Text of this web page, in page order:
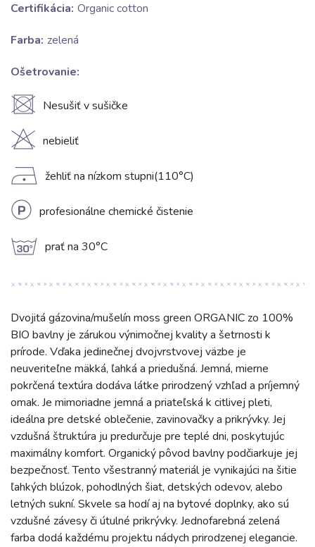
Certifikácia: Organic cotton
Farba: zelená
Ošetrovanie:
U Nesušiť v sušičke
H nebieliť
D žehliť na nízkom stupni(110°C)
L profesionálne chemické čistenie
g prať na 30°C
Dvojitá gázovina/mušelín moss green ORGANIC zo 100%
BIO bavlny je zárukou výnimočnej kvality a šetrnosti k
prírode. Vďaka jedinečnej dvojvrstvovej väzbe je
neuveriteľne mäkká, ľahká a priedušná. Jemná, mierne
pokrčená textúra dodáva látke prirodzený vzhľad a príjemný
omak. Je mimoriadne jemná a priateľská k citlivej pleti,
ideálna pre detské oblečenie, zavinovačky a prikrývky. Jej
vzdušná štruktúra ju predurčuje pre teplé dni, poskytujúc
maximálny komfort. Organický pôvod bavlny podčiarkuje jej
bezpečnosť. Tento všestranný materiál je vynikajúci na šitie
ľahkých blúzok, pohodlných šiat, detských odevov, alebo
letných sukní. Skvele sa hodí aj na bytové doplnky, ako sú
vzdušné závesy či útulné prikrývky. Jednofarebná zelená
farba dodá každému projektu nádych prirodzenej elegancie.